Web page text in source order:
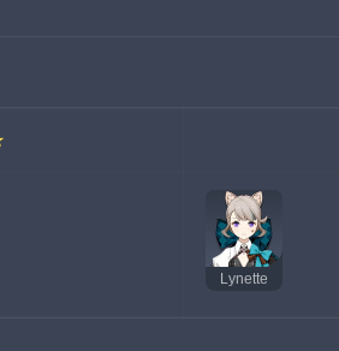
Lynette